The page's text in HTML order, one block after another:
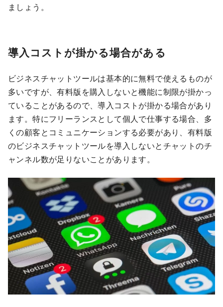
ましょう。
導入コストが掛かる場合がある
ビジネスチャットツールは基本的に無料で使えるものが
多いですが、有料版を購入しないと機能に制限が掛かっ
ていることがあるので、導入コストが掛かる場合があり
ます。特にフリーランスとして個人で仕事する場合、多
くの顧客とコミュニケーションする必要があり、有料版
のビジネスチャットツールを導入しないとチャットのチ
ャンネル数が足りないことがあります。